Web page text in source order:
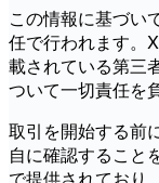
この情報に基づい
任で行われます。
載されている第三
ついて一切責任を
取引を開始する前
自に確認すること